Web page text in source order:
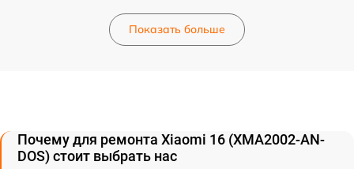
Показать больше
Почему для ремонта Xiaomi 16 (XMA2002-AN-
DOS) стоит выбрать нас